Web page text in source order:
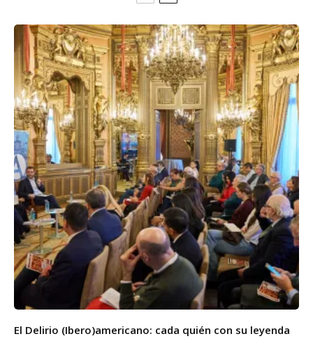
El Delirio (Ibero)americano: cada quién con su leyenda